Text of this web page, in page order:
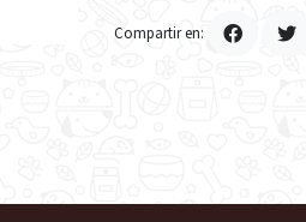
Compartir en: